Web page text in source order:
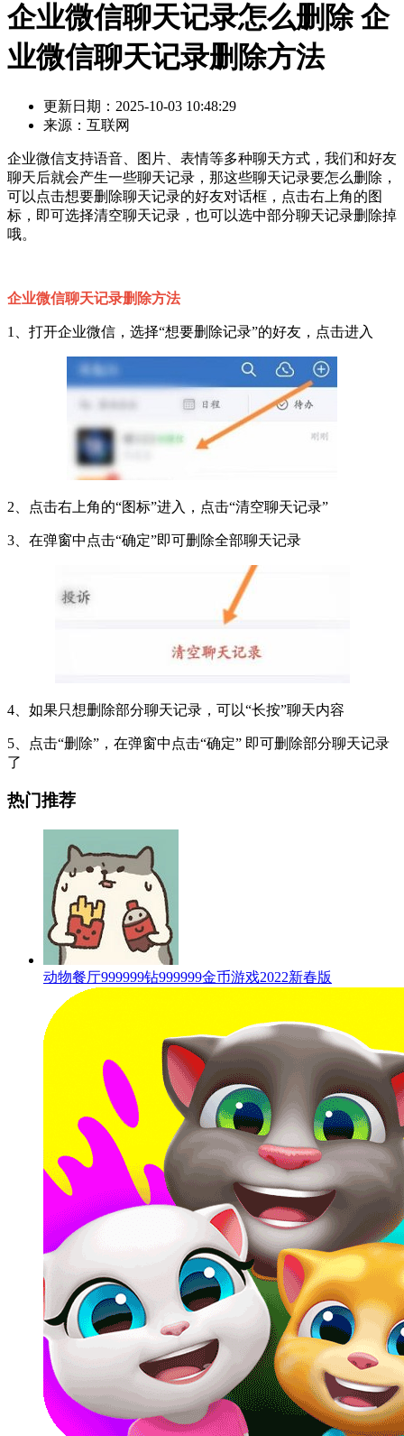
企业微信聊天记录怎么删除 企
业微信聊天记录删除方法
更新日期： 2025-10-03 10:48:29
来源： 互联网
企业微信支持语音、图片、表情等多种聊天方式，我们和好友
聊天后就会产生一些聊天记录，那这些聊天记录要怎么删除，
可以点击想要删除聊天记录的好友对话框，点击右上角的图
标，即可选择清空聊天记录，也可以选中部分聊天记录删除掉
哦。
企业微信聊天记录删除方法
1、打开企业微信，选择“想要删除记录”的好友，点击进入
2、点击右上角的“图标”进入，点击“清空聊天记录”
3、在弹窗中点击“确定”即可删除全部聊天记录
4、如果只想删除部分聊天记录，可以“长按”聊天内容
5、点击“删除”，在弹窗中点击“确定” 即可删除部分聊天记录
了
热门推荐
动物餐厅999999钻999999金币游戏2022新春版